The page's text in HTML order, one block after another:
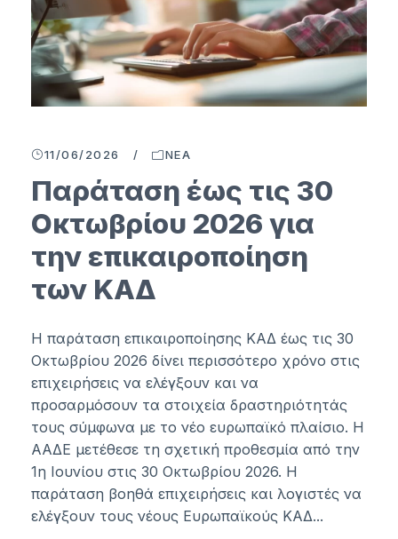
11/06/2026 / ΝΈΑ
Παράταση έως τις 30
Οκτωβρίου 2026 για
την επικαιροποίηση
των ΚΑΔ
Η παράταση επικαιροποίησης ΚΑΔ έως τις 30
Οκτωβρίου 2026 δίνει περισσότερο χρόνο στις
επιχειρήσεις να ελέγξουν και να
προσαρμόσουν τα στοιχεία δραστηριότητάς
τους σύμφωνα με το νέο ευρωπαϊκό πλαίσιο. Η
ΑΑΔΕ μετέθεσε τη σχετική προθεσμία από την
1η Ιουνίου στις 30 Οκτωβρίου 2026. Η
παράταση βοηθά επιχειρήσεις και λογιστές να
ελέγξουν τους νέους Ευρωπαϊκούς ΚΑΔ...